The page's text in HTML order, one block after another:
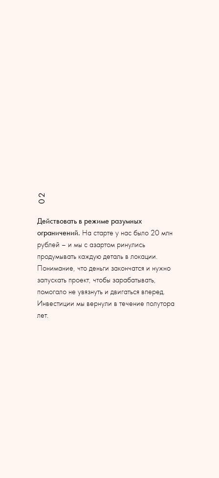
Действовать в режиме разумных
ограничений. На старте у нас было 20 млн
рублей – и мы с азартом ринулись
продумывать каждую деталь в локации.
Понимание, что деньги закончатся и нужно
запускать проект, чтобы зарабатывать,
помогало не увязнуть и двигаться вперед.
Инвестиции мы вернули в течение полутора
лет.
02